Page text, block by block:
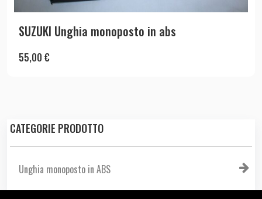
CATEGORIE PRODOTTO
Unghia monoposto in ABS
SUZUKI Unghia monoposto in abs
55,00 €